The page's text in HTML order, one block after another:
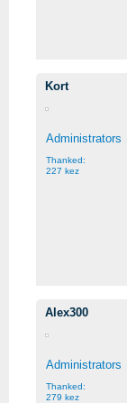
Kort
Administrators
Thanked:
227 kez
Alex300
Administrators
Thanked:
279 kez